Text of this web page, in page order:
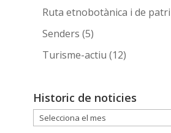
Ruta etnobotànica i de
Senders (5)
Turisme-actiu (12)
Historic de noticies
Historic